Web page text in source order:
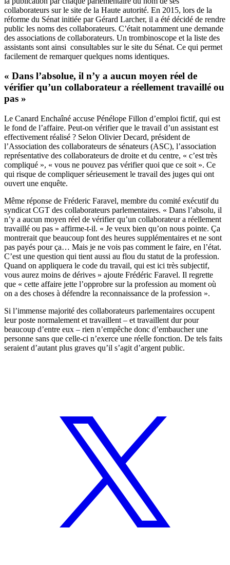
collaborateurs sur le site de la Haute autorité. En 2015, lors de la
réforme du Sénat initiée par Gérard Larcher, il a été décidé de rendre
public les noms des collaborateurs. C’était notamment une demande
des associations de collaborateurs. Un trombinoscope et la liste des
assistants sont ainsi consultables sur le site du Sénat. Ce qui permet
facilement de remarquer quelques noms identiques.
« Dans l’absolue, il n’y a aucun moyen réel de
vérifier qu’un collaborateur a réellement travaillé ou
pas »
Le Canard Enchaîné accuse Pénélope Fillon d’emploi fictif, qui est
le fond de l’affaire. Peut-on vérifier que le travail d’un assistant est
effectivement réalisé ? Selon Olivier Decard, président de
l’Association des collaborateurs de sénateurs (ASC), l’association
représentative des collaborateurs de droite et du centre, « c’est très
compliqué », « vous ne pouvez pas vérifier quoi que ce soit ». Ce
qui risque de compliquer sérieusement le travail des juges qui ont
ouvert une enquête.
Même réponse de Fréderic Faravel, membre du comité exécutif du
syndicat CGT des collaborateurs parlementaires. « Dans l’absolu, il
n’y a aucun moyen réel de vérifier qu’un collaborateur a réellement
travaillé ou pas » affirme-t-il. « Je veux bien qu’on nous pointe. Ça
montrerait que beaucoup font des heures supplémentaires et ne sont
pas payés pour ça… Mais je ne vois pas comment le faire, en l’état.
C’est une question qui tient aussi au flou du statut de la profession.
Quand on appliquera le code du travail, qui est ici très subjectif,
vous aurez moins de dérives » ajoute Frédéric Faravel. Il regrette
que « cette affaire jette l’opprobre sur la profession au moment où
on a des choses à défendre la reconnaissance de la profession ».
Si l’immense majorité des collaborateurs parlementaires occupent
leur poste normalement et travaillent – et travaillent dur pour
beaucoup d’entre eux – rien n’empêche donc d’embaucher une
personne sans que celle-ci n’exerce une réelle fonction. De tels faits
seraient d’autant plus graves qu’il s’agit d’argent public.